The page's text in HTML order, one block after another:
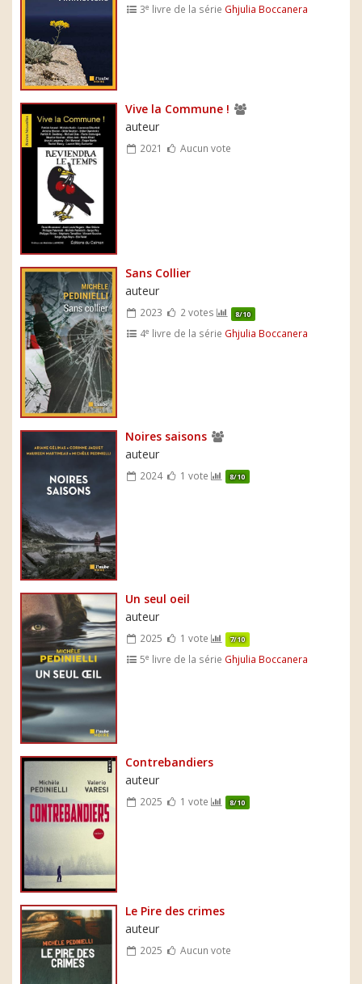
3e livre de la série Ghjulia Boccanera
Vive la Commune !
auteur
2021 Aucun vote
Sans Collier
auteur
2023 2 votes 8/10
4e livre de la série Ghjulia Boccanera
Noires saisons
auteur
2024 1 vote 8/10
Un seul oeil
auteur
2025 1 vote 7/10
5e livre de la série Ghjulia Boccanera
Contrebandiers
auteur
2025 1 vote 8/10
Le Pire des crimes
auteur
2025 Aucun vote